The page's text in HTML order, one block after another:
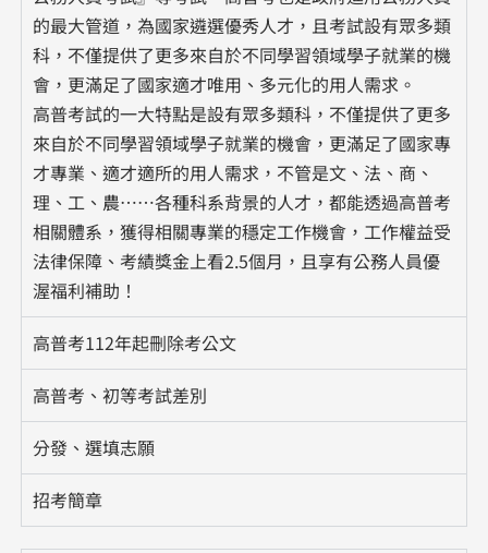
的最大管道，為國家遴選優秀人才，且考試設有眾多類
科，不僅提供了更多來自於不同學習領域學子就業的機
會，更滿足了國家適才唯用、多元化的用人需求。
高普考試的一大特點是設有眾多類科，不僅提供了更多
來自於不同學習領域學子就業的機會，更滿足了國家專
才專業、適才適所的用人需求，不管是文、法、商、
理、工、農……各種科系背景的人才，都能透過高普考
相關體系，獲得相關專業的穩定工作機會，工作權益受
法律保障、考績獎金上看2.5個月，且享有公務人員優
渥福利補助！
高普考112年起刪除考公文
高普考、初等考試差別
分發、選填志願
招考簡章